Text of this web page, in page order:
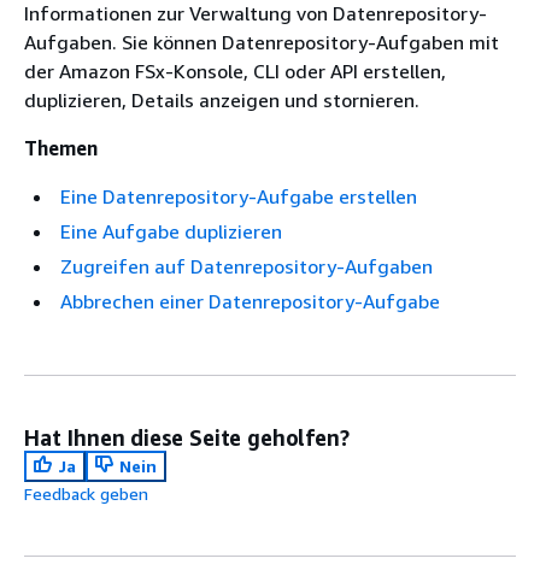
Informationen zur Verwaltung von Datenrepository-
Aufgaben. Sie können Datenrepository-Aufgaben mit
der Amazon FSx-Konsole, CLI oder API erstellen,
duplizieren, Details anzeigen und stornieren.
Themen
Eine Datenrepository-Aufgabe erstellen
Eine Aufgabe duplizieren
Zugreifen auf Datenrepository-Aufgaben
Abbrechen einer Datenrepository-Aufgabe
Hat Ihnen diese Seite geholfen?
Ja
Nein
Feedback geben